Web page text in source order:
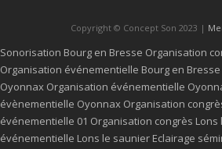
Copyright © Concept Son 2023 |
Sonorisation Bourg en Bresse Organisation
Organisation événementielle Bourg en Bresse
Oyonnax Organisation événementielle
évènementielle Oyonnax Organisation
événementielle 01 Organisation congrès
événementielle Lons le saunier Eclairage